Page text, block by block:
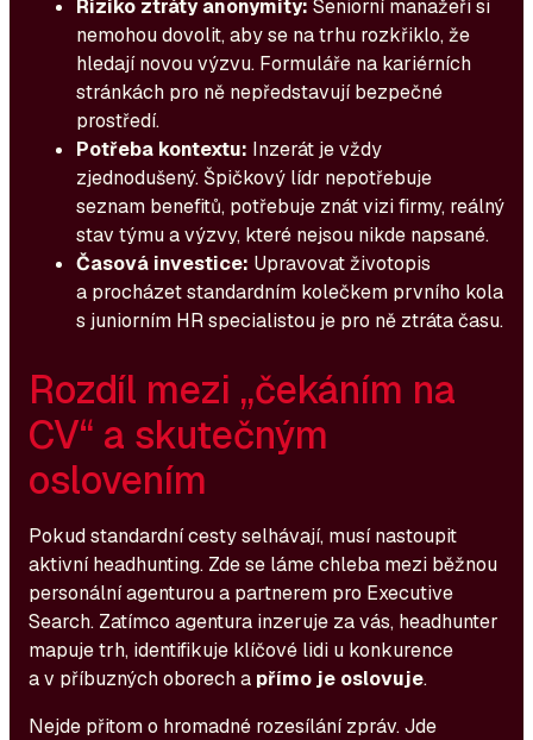
Riziko ztráty anonymity: Seniorní manažeři si
nemohou dovolit, aby se na trhu rozkřiklo, že
hledají novou výzvu. Formuláře na kariérních
stránkách pro ně nepředstavují bezpečné
prostředí.
Potřeba kontextu: Inzerát je vždy
zjednodušený. Špičkový lídr nepotřebuje
seznam benefitů, potřebuje znát vizi firmy, reálný
stav týmu a výzvy, které nejsou nikde napsané.
Časová investice: Upravovat životopis
a procházet standardním kolečkem prvního kola
s juniorním HR specialistou je pro ně ztráta času.
Rozdíl mezi „čekáním na
CV“ a skutečným
oslovením
Pokud standardní cesty selhávají, musí nastoupit
aktivní headhunting. Zde se láme chleba mezi běžnou
personální agenturou a partnerem pro Executive
Search. Zatímco agentura inzeruje za vás, headhunter
mapuje trh, identifikuje klíčové lidi u konkurence
a v příbuzných oborech a přímo je oslovuje.
Nejde přitom o hromadné rozesílání zpráv. Jde